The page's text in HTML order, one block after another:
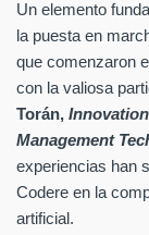
Un elemento
la puesta en
que comenzaron
con la valiosa
Torán,
Management
experiencias han
Codere en la
artificial.